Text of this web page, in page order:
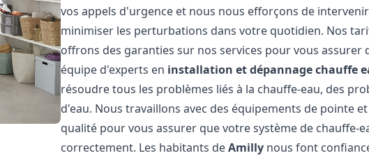
vos appels d'urgence et nous nous efforçons de
minimiser les perturbations dans votre quotidien. Nos
offrons des garanties sur nos services pour vous
équipe d'experts en installation et dépannage chauffe
résoudre tous les problèmes liés à la chauffe-eau, des
d'eau. Nous travaillons avec des équipements de pointe
qualité pour vous assurer que votre système de chauffe-
correctement. Les habitants deAmilly nous font